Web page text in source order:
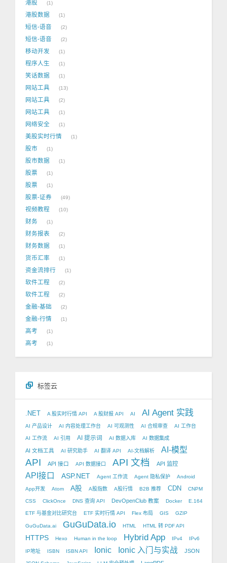
港股 1
港股数据 1
短信-语音 2
短信-语音 2
移动开发 1
程序人生 1
笑话数据 1
网站工具 13
网站工具 2
网站工具 1
网络安全 1
美股实时行情 1
股市 1
股市数据 1
股票 1
股票 1
股票-证券 49
视频教程 10
财务 1
财务报表 2
财务数据 1
货币汇率 1
资金流排行 1
软件工程 2
软件工程 2
金融-基础 2
金融-行情 1
高考 1
高考 1
标签云
.NET A 股实时行情 API A 股财报 API AI AI Agent 实践
AI 产品设计 AI 内容处理工作台 AI 可观测性 AI 合规审查 AI 工作台
AI 工作流 AI 引用 AI 提示词 AI 数据入库 AI 数据集成
AI 文档工具 AI 研究助手 AI 翻译 API AI-文档解析 AI-模型
API API 接口 API 数据接口 API 文档 API 监控
API接口 ASP.NET Agent 工作流 Agent 隐私保护 Android
App开发 Atom A股 A股指数 A股行情 B2B 推荐 CDN CNPM
CSS ClickOnce DNS 查询 API DevOpenClub 教案 Docker E.164
ETF 与基金对比研究台 ETF 实时行情 API Flex 布局 GIS GZIP
GuGuData.ai GuGuData.io HTML HTML 转 PDF API
HTTPS Hexo Human in the loop Hybrid App IPv4 IPv6
IP地址 ISBN ISBN API Ionic Ionic 入门与实战 JSON